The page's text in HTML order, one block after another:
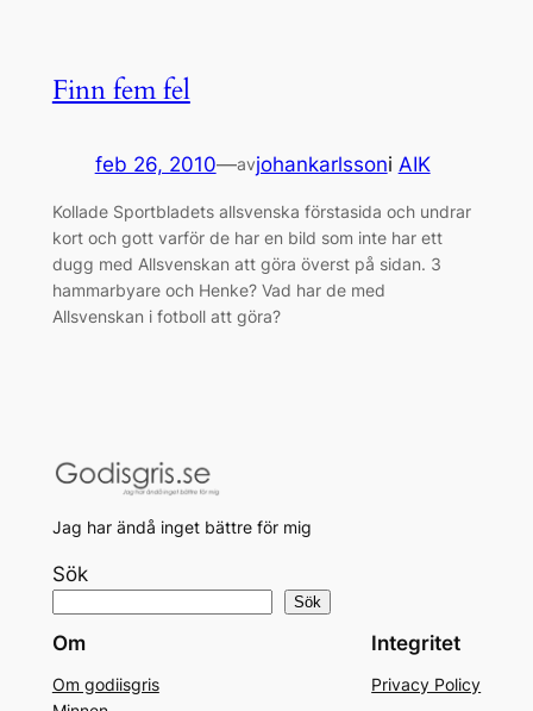
Finn fem fel
feb 26, 2010—avjohankarlssoni AIK
Kollade Sportbladets allsvenska förstasida och undrar
kort och gott varför de har en bild som inte har ett
dugg med Allsvenskan att göra överst på sidan. 3
hammarbyare och Henke? Vad har de med
Allsvenskan i fotboll att göra?
Jag har ändå inget bättre för mig
Sök
Sök
Om
Om godiisgris
Integritet
Privacy Policy